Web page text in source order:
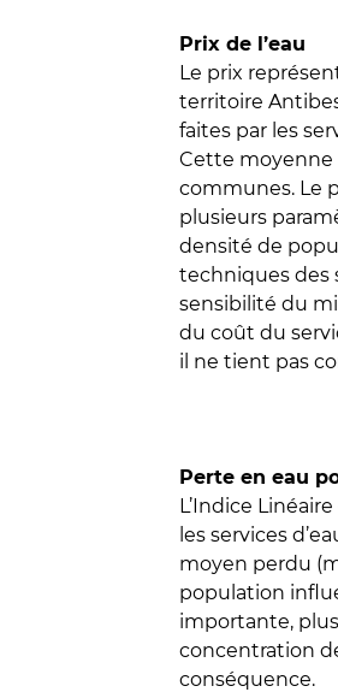
Prix de l’eau
Le prix
territoire
faites par les
Cette moyenne
communes. Le
plusieurs
densité de
techniques des
sensibilité du
du coût du
il ne tient pas
Perte en eau
L’Indice
les services
moyen perdu
population
importante,
concentration
conséquence.